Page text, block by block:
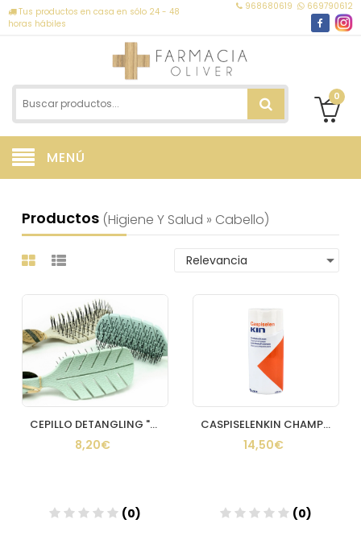
Tus productos en casa en sólo 24 - 48
horas hábiles
968680619 669790612
0
MENÚ
Productos (higiene Y Salud » Cabello)
CEPILLO DETANGLING "NATURAL FIBER" BETER
8,20€
(0)
CASPISELENKIN CHAMPU ANTICASPA 150 ML.
14,50€
(0)